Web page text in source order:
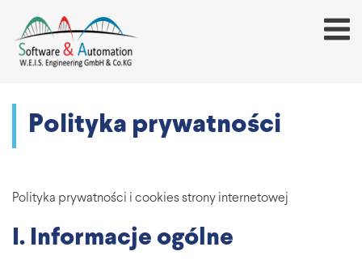
Polityka prywatności
Polityka prywatności i cookies strony internetowej
I. Informacje ogólne